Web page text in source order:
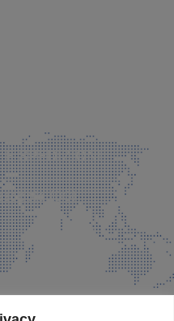
SPEDIZIONI
(BG)